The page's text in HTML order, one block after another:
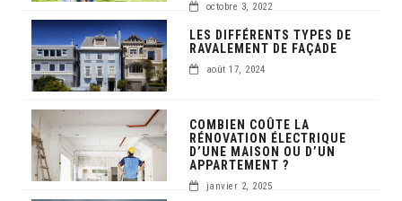
octobre 3, 2022
LES DIFFÉRENTS TYPES DE
RAVALEMENT DE FAÇADE
août 17, 2024
COMBIEN COÛTE LA
RÉNOVATION ÉLECTRIQUE
D’UNE MAISON OU D’UN
APPARTEMENT ?
janvier 2, 2025